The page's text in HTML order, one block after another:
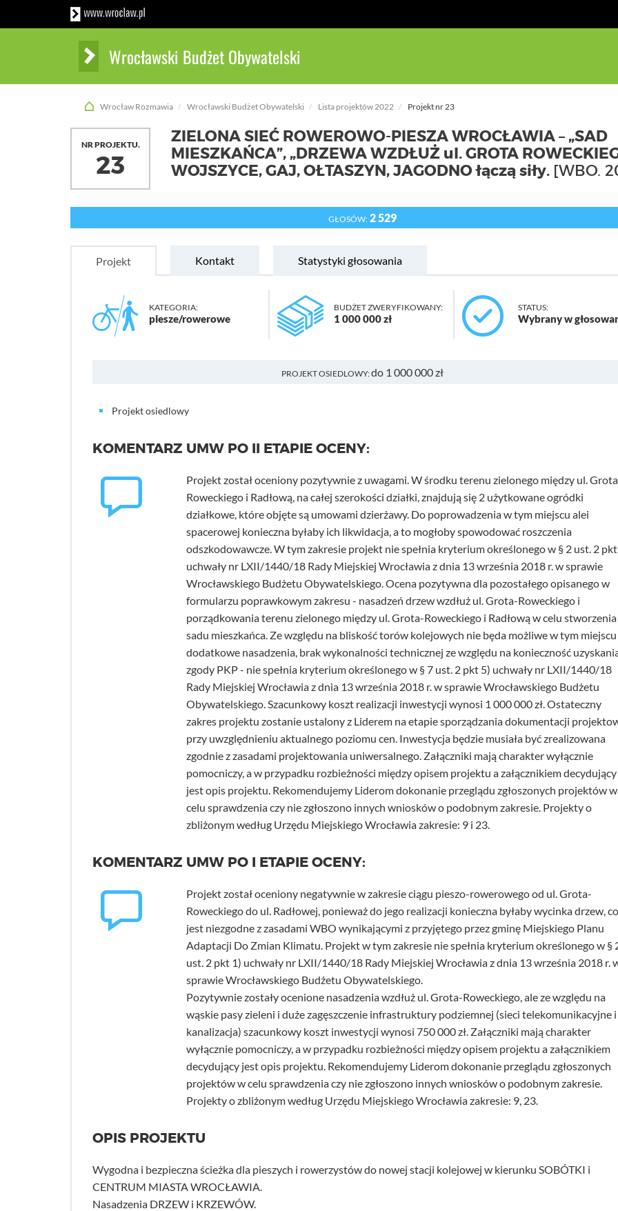
Wrocławski Budżet Obywatelski
Wrocław Rozmawia Wrocławski Budżet Obywatelski Lista projektów 2022 Projekt nr 23
NR PROJEKTU.
23
ZIELONA SIEĆ ROWEROWO-PIESZA WROCŁAWIA – „SAD
MIESZKAŃCA”, „DRZEWA WZDŁUŻ ul. GROTA
WOJSZYCE, GAJ, OŁTASZYN, JAGODNO łączą siły. [WBO.
GŁOSÓW: 2 529
Projekt Kontakt Statystyki głosowania
KATEGORIA:
piesze/rowerowe
BUDŻET ZWERYFIKOWANY:
1 000 000 zł
STATUS:
Wybrany w
PROJEKT OSIEDLOWY:do 1 000 000 zł
Projekt osiedlowy
KOMENTARZ UMW PO II ETAPIE OCENY:
Projekt został oceniony pozytywnie z uwagami. W środku terenu zielonego między ul.
Roweckiego i Radłową, na całej szerokości działki, znajdują się 2 użytkowane ogródki
działkowe, które objęte są umowami dzierżawy. Do poprowadzenia w tym miejscu alei
spacerowej konieczna byłaby ich likwidacja, a to mogłoby spowodować roszczenia
odszkodowawcze. W tym zakresie projekt nie spełnia kryterium określonego w § 2 ust. 2
uchwały nr LXII/1440/18 Rady Miejskiej Wrocławia z dnia 13 września 2018 r. w sprawie
Wrocławskiego Budżetu Obywatelskiego. Ocena pozytywna dla pozostałego opisanego w
formularzu poprawkowym zakresu - nasadzeń drzew wzdłuż ul. Grota-Roweckiego i
porządkowania terenu zielonego między ul. Grota-Roweckiego i Radłową w celu stworzenia
sadu mieszkańca. Ze względu na bliskość torów kolejowych nie będa możliwe w tym miejscu
dodatkowe nasadzenia, brak wykonalności technicznej ze względu na konieczność
zgody PKP - nie spełnia kryterium określonego w § 7 ust. 2 pkt 5) uchwały nr LXII/1440/18
Rady Miejskiej Wrocławia z dnia 13 września 2018 r. w sprawie Wrocławskiego Budżetu
Obywatelskiego. Szacunkowy koszt realizacji inwestycji wynosi 1 000 000 zł. Ostateczny
zakres projektu zostanie ustalony z Liderem na etapie sporządzania dokumentacji
przy uwzględnieniu aktualnego poziomu cen. Inwestycja będzie musiała być zrealizowana
zgodnie z zasadami projektowania uniwersalnego. Załączniki mają charakter wyłącznie
pomocniczy, a w przypadku rozbieżności między opisem projektu a załącznikiem decydujący
jest opis projektu. Rekomendujemy Liderom dokonanie przeglądu zgłoszonych projektów w
celu sprawdzenia czy nie zgłoszono innych wniosków o podobnym zakresie. Projekty o
zbliżonym według Urzędu Miejskiego Wrocławia zakresie: 9 i 23.
KOMENTARZ UMW PO I ETAPIE OCENY:
Projekt został oceniony negatywnie w zakresie ciągu pieszo-rowerowego od ul. Grota-
Roweckiego do ul. Radłowej, ponieważ do jego realizacji konieczna byłaby wycinka drzew, co
jest niezgodne z zasadami WBO wynikającymi z przyjętego przez gminę Miejskiego Planu
Adaptacji Do Zmian Klimatu. Projekt w tym zakresie nie spełnia kryterium określonego w §
ust. 2 pkt 1) uchwały nr LXII/1440/18 Rady Miejskiej Wrocławia z dnia 13 września 2018 r.
sprawie Wrocławskiego Budżetu Obywatelskiego.
Pozytywnie zostały ocenione nasadzenia wzdłuż ul. Grota-Roweckiego, ale ze względu na
wąskie pasy zieleni i duże zagęszczenie infrastruktury podziemnej (sieci telekomunikacyjne i
kanalizacja) szacunkowy koszt inwestycji wynosi 750 000 zł. Załączniki mają charakter
wyłącznie pomocniczy, a w przypadku rozbieżności między opisem projektu a załącznikiem
decydujący jest opis projektu. Rekomendujemy Liderom dokonanie przeglądu zgłoszonych
projektów w celu sprawdzenia czy nie zgłoszono innych wniosków o podobnym zakresie.
Projekty o zbliżonym według Urzędu Miejskiego Wrocławia zakresie: 9, 23.
OPIS PROJEKTU
Wygodna i bezpieczna ścieżka dla pieszych i rowerzystów do nowej stacji kolejowej w kierunku SOBÓTKI i
CENTRUM MIASTA WROCŁAWIA.
Nasadzenia DRZEW i KRZEWÓW.